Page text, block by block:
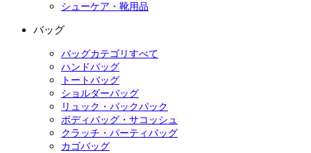
シューケア・靴用品
バッグ
バッグカテゴリすべて
ハンドバッグ
トートバッグ
ショルダーバッグ
リュック・バックパック
ボディバッグ・サコッシュ
クラッチ・パーティバッグ
カゴバッグ